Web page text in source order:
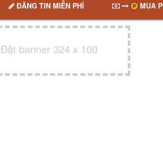
ĐĂNG TIN MIỄN PHÍ MUA
Đặt banner 324 x 100